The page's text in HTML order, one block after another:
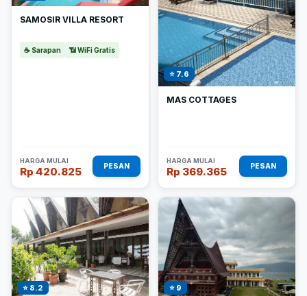
SAMOSIR VILLA RESORT
☕ Sarapan 📶 WiFi Gratis
HARGA MULAI
Rp 420.825 PESAN
⭐ 7.6
MAS COTTAGES
HARGA MULAI
Rp 369.365 PESAN
⭐ 8.2 ⭐ 9